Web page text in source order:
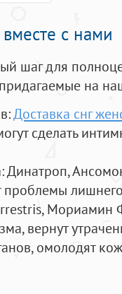
с нами
шаг для
на
Доставка снг
сделать
: Динатроп,
проблемы
Мориамин
вернут
омолодят